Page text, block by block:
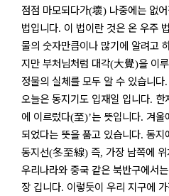
점점 마모되다가(壞) 나중에는 없
법입니다. 이 법이란 것은 온 우주
물의 숫자만큼이나 많기에 알려고
지만 부처님처럼 대각(大覺)을 이
정물의 실체를 모두 알 수 있습니다.
오늘은 동지기도 입재일 입니다. 한
에 이르렀다(至)’는 뜻입니다. 겨울
되었다는 뜻을 품고 있습니다. 동지
동지선(冬至線) 즉, 가장 남쪽에
우리나라와 중국 같은 북반구에서
장 깁니다. 이렇듯이 우리 지구에